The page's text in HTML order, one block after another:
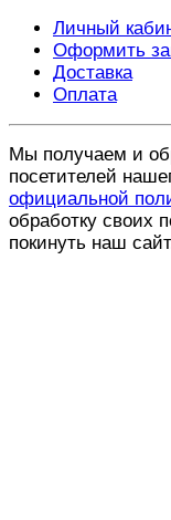
Личный
Оформить
Доставка
Оплата
Мы получаем и
посетителей
официальной
обработку своих
покинуть наш